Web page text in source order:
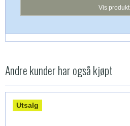
Vis produkt
Andre kunder har også kjøpt
Utsalg